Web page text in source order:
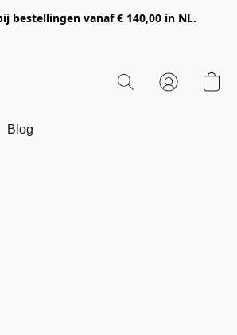
bestellingen vanaf € 140,00 in NL.
Blog